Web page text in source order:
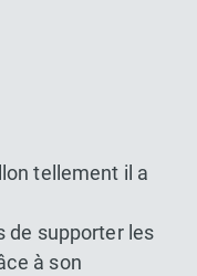
tellement il a
de supporter les
à son